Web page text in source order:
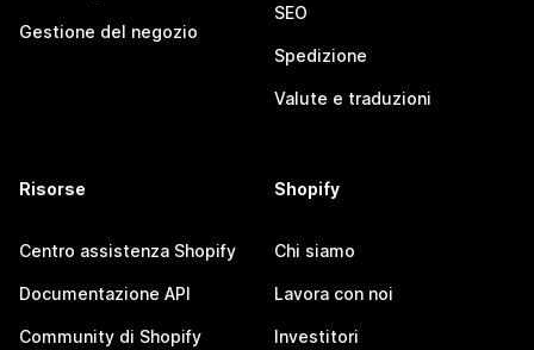
Gestione del negozio
SEO
Spedizione
Valute e traduzioni
Risorse
Centro assistenza Shopify
Documentazione API
Community di Shopify
Shopify
Chi siamo
Lavora con noi
Investitori